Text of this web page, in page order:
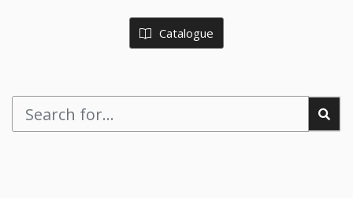
Catalogue